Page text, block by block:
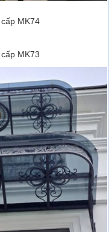
MK74
MK73